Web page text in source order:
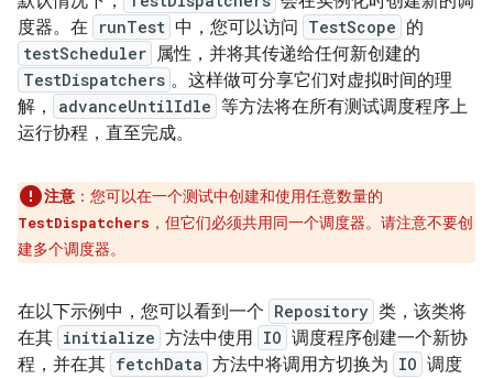
度器。在 runTest 中，您可以访问 TestScope 的
testScheduler 属性，并将其传递给任何新创建的
TestDispatchers 。这样做可分享它们对虚拟时间的理
解，
advanceUntilIdle 等方法将在所有测试调度程序上
运行协程，直至完成。
注意 ：您可以在一个测试中创建和使用任意数量的
TestDispatchers ，但它们必须共用同一个调度器。请注意不要创
建多个调度器。
在以下示例中，您可以看到一个 Repository 类，该类将
在其 initialize 方法中使用 IO 调度程序创建一个新协
程，并在其 fetchData 方法中将调用方切换为 IO 调度